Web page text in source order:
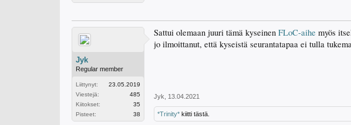
Jyk
Regular member
Liittynyt:
23.05.2019
Viestejä:
485
Kiitokset:
35
Pisteet:
38
Sattui olemaan juuri tämä kyseinen FLoC-aihe myös
jo ilmoittanut, että kyseistä seurantatapaa ei tulla
Jyk 13.04.2021
*Trinity* kiitti tästä.